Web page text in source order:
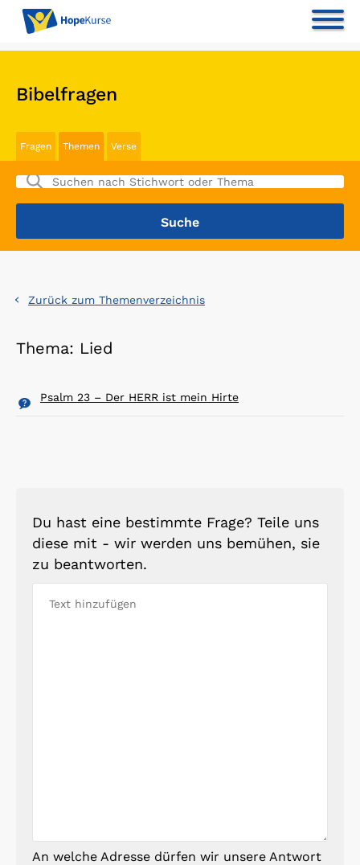
Bibelfragen
Fragen Themen Verse
Zurück zum Themenverzeichnis
Thema: Lied
Psalm 23 – Der HERR ist mein Hirte
Du hast eine bestimmte Frage? Teile uns
diese mit - wir werden uns bemühen, sie
zu beantworten.
An welche Adresse dürfen wir unsere Antwort